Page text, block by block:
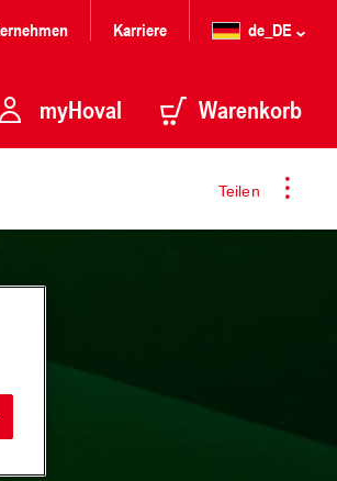
Karriere de_DE
myHoval Warenkorb
Teilen